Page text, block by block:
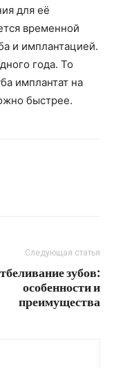
для её
временной
и имплантацией.
года. То
имплантат на
быстрее.
Следующая статья
зубов:
особенности и
преимущества